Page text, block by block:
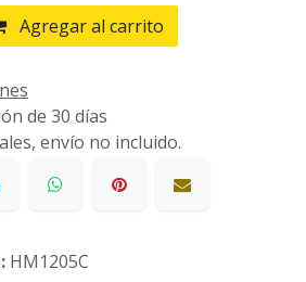
Agregar al carrito
de 30 días
envío no incluido.
HM1205C